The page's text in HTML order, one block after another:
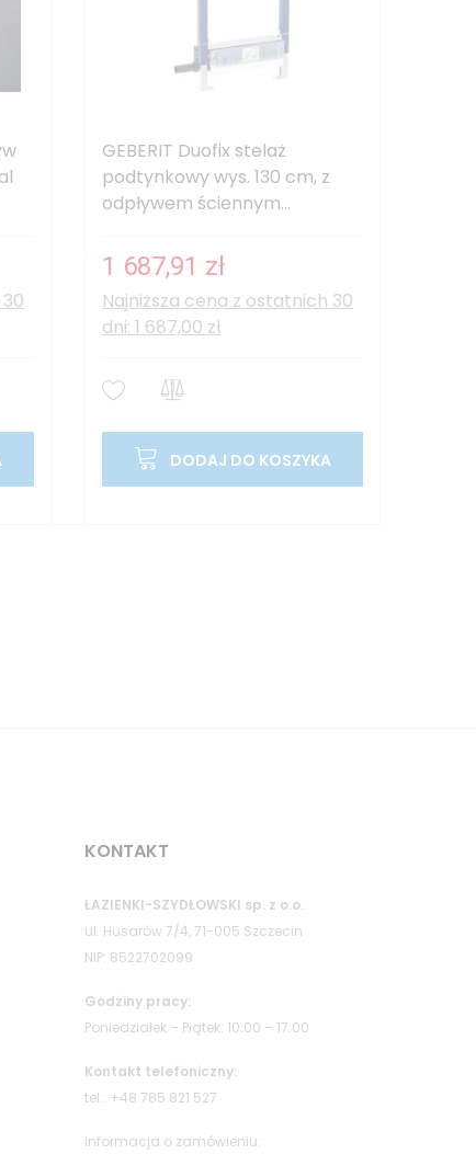
GEBERIT Duofix stelaż
podtynkowy wys. 130 cm, z
odpływem ściennym...
1 687,91 zł
Najniższa cena z ostatnich 30
dni: 1 687,00 zł
DODAJ DO KOSZYKA
KONTAKT
ŁAZIENKI-SZYDŁOWSKI sp. z o.o.
ul. Husarów 7/4, 71-005 Szczecin
NIP: 8522702099
Godziny pracy:
Poniedziałek – Piątek: 10:00 – 17:00
Kontakt telefoniczny:
tel.: +48 785 821 527
informacja o zamówieniu: